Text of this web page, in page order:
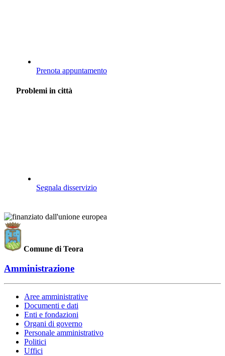
Prenota appuntamento
Problemi in città
Segnala disservizio
Comune di Teora
Amministrazione
Aree amministrative
Documenti e dati
Enti e fondazioni
Organi di governo
Personale amministrativo
Politici
Uffici